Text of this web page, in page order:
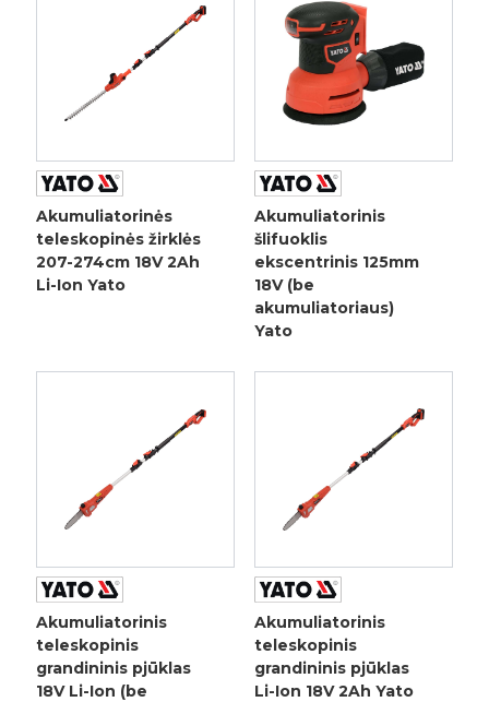
Akumuliatorinės
teleskopinės žirklės
207-274cm 18V 2Ah
Li-Ion Yato
Akumuliatorinis
šlifuoklis
ekscentrinis 125mm
18V (be
akumuliatoriaus)
Yato
Akumuliatorinis
teleskopinis
grandininis pjūklas
18V Li-Ion (be
Akumuliatorinis
teleskopinis
grandininis pjūklas
Li-Ion 18V 2Ah Yato